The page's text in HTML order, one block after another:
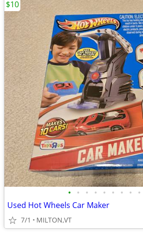
• • • • • • • • •
Used Hot Wheels Car Maker
7/1 MILTON,VT
$10